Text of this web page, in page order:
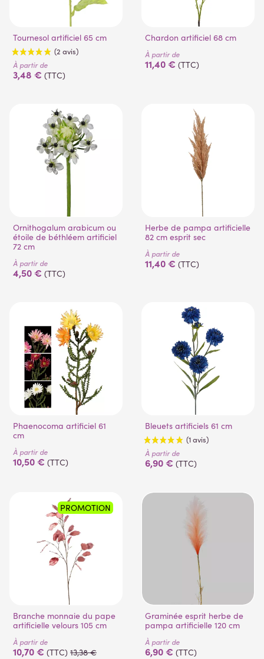
Tournesol artificiel 65 cm
À partir de
3,48 € (TTC)
Chardon artificiel 68 cm
À partir de
11,40 € (TTC)
Ornithogalum arabicum ou
étoile de béthléem artificiel
72 cm
À partir de
4,50 € (TTC)
Herbe de pampa artificielle
82 cm esprit sec
À partir de
11,40 € (TTC)
Phaenocoma artificiel 61
cm
À partir de
10,50 € (TTC)
Bleuets artificiels 61 cm
(1 avis)
À partir de
6,90 € (TTC)
PROMOTION
Branche monnaie du pape
artificielle velours 105 cm
À partir de
10,70 € (TTC) 13,38 €
Graminée esprit herbe de
pampa artificielle 120 cm
À partir de
6,90 € (TTC)